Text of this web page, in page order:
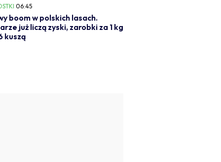
06:45
boom w polskich lasach.
już liczą zyski, zarobki za 1 kg
kuszą